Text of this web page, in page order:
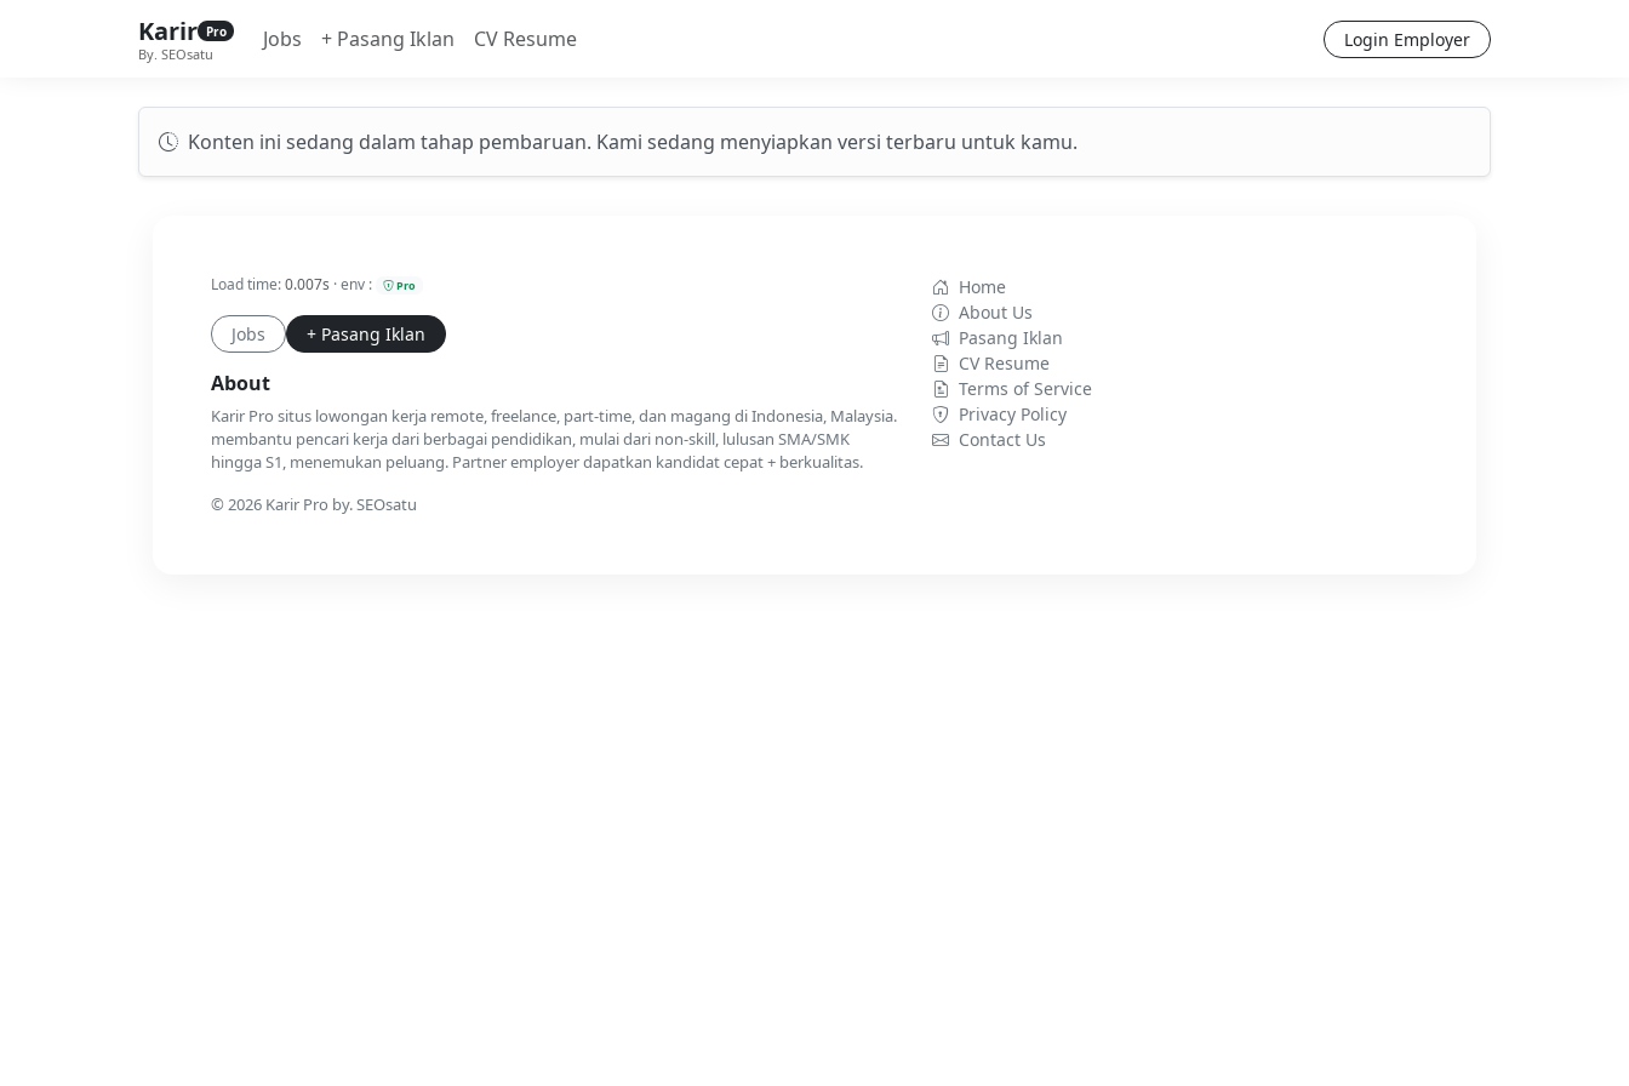
Karir Pro
By. SEOsatu
Jobs + Pasang Iklan CV Resume Login Employer
Konten ini sedang dalam tahap pembaruan. Kami sedang menyiapkan versi terbaru untuk kamu.
Load time:0.007s · env : Pro
Jobs + Pasang Iklan
About
Karir Pro situs lowongan kerja remote, freelance, part-time, dan magang di Indonesia, Malaysia.
membantu pencari kerja dari berbagai pendidikan, mulai dari non-skill, lulusan SMA/SMK
hingga S1, menemukan peluang. Partner employer dapatkan kandidat cepat + berkualitas.
© 2026 Karir Pro by. SEOsatu
Home
About Us
Pasang Iklan
CV Resume
Terms of Service
Privacy Policy
Contact Us